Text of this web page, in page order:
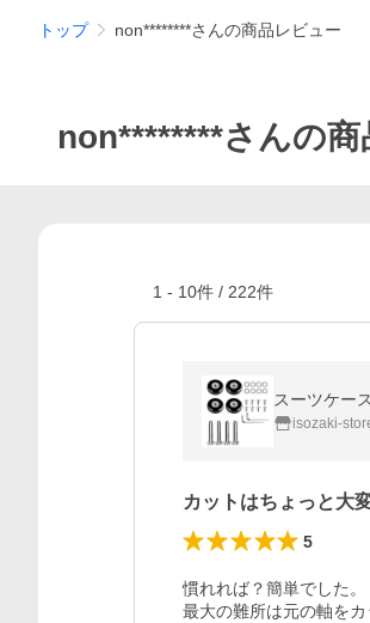
トップ non********さんの商品レビュー
non********さんの商
1 - 10件 / 222件
スーツケー
isozaki-
カットはちょっと大
5
慣れれば？簡単でした。
最大の難所は元の軸を